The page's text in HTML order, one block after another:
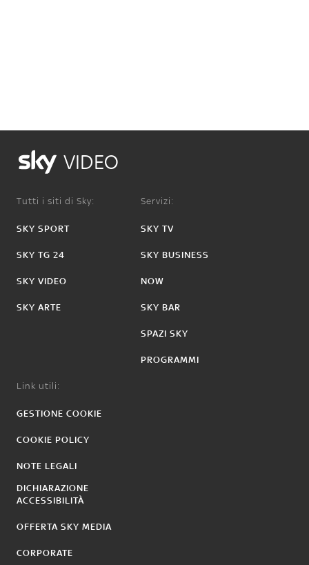
VIDEO
Tutti i siti di Sky:
SKY SPORT
SKY TG 24
SKY VIDEO
SKY ARTE
Servizi:
SKY TV
SKY BUSINESS
NOW
SKY BAR
SPAZI SKY
PROGRAMMI
Link utili:
GESTIONE COOKIE
COOKIE POLICY
NOTE LEGALI
DICHIARAZIONE
ACCESSIBILITÀ
OFFERTA SKY MEDIA
CORPORATE